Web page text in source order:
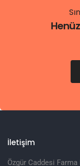
İletişim
Özgür Caddesi